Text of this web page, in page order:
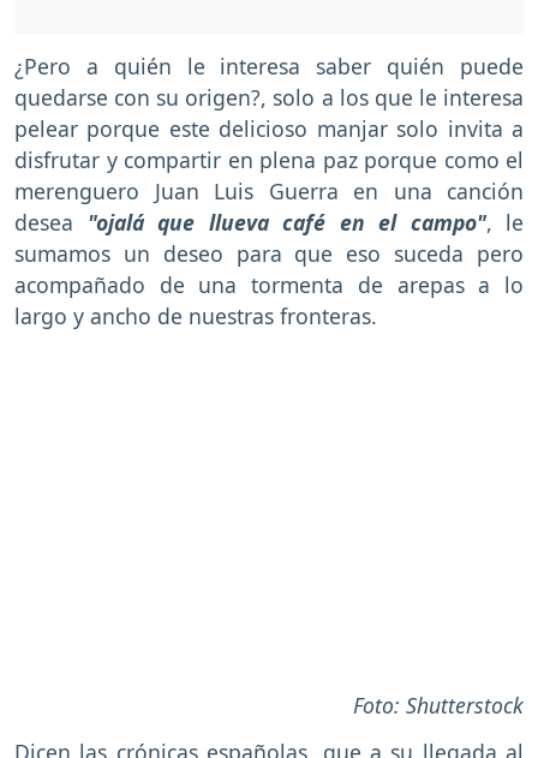
¿Pero a quién le interesa saber quién puede
quedarse con su origen?, solo a los que le interesa
pelear porque este delicioso manjar solo invita a
disfrutar y compartir en plena paz porque como el
merenguero Juan Luis Guerra en una canción
desea "ojalá que llueva café en el campo", le
sumamos un deseo para que eso suceda pero
acompañado de una tormenta de arepas a lo
largo y ancho de nuestras fronteras.
Foto: Shutterstock
Dicen las crónicas españolas, que a su llegada al